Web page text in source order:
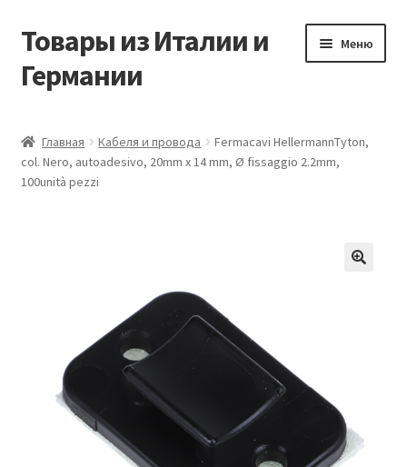
Перейти
навигации
Перейти
содержимому
Товары из Италии и
Германии
Меню
Виды доставки
Мой аккаунт
Оставить отзыв
Оформление заказа
Главная Кабеля и провода
Fermacavi HellermannTyton,
col. Nero, autoadesivo, 20mm x 14 mm, Ø fissaggio 2.2mm,
100unità pezzi